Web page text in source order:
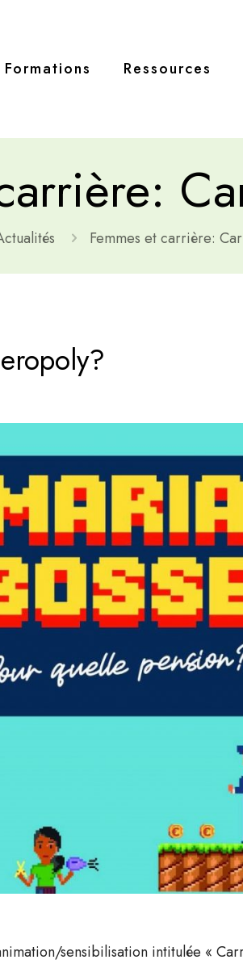
Formations Ressources
Femmes et carrière:
sensibilisation intitulée «